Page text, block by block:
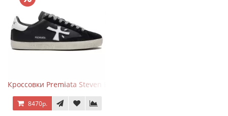
Кроссовки Premiata Steven Black White
8470р.